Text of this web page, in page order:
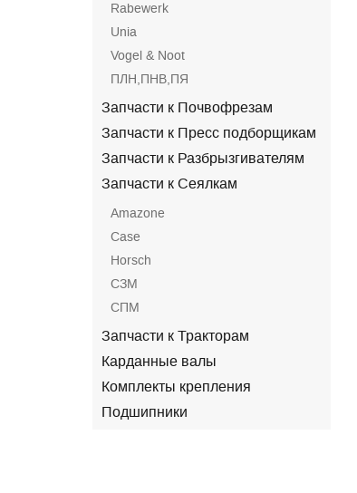
Rabewerk
Unia
Vogel & Noot
ПЛН,ПНВ,ПЯ
Запчасти к Почвофрезам
Запчасти к Пресс подборщикам
Запчасти к Разбрызгивателям
Запчасти к Сеялкам
Amazone
Case
Horsch
СЗМ
СПМ
Запчасти к Тракторам
Карданные валы
Комплекты крепления
Подшипники